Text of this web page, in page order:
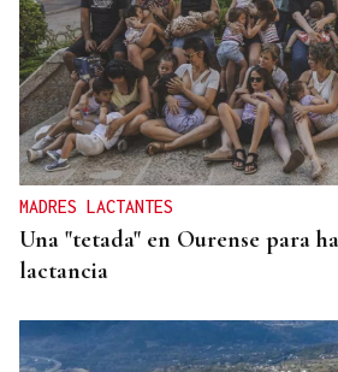
MADRES LACTANTES
Una "tetada" en Ourense para
lactancia